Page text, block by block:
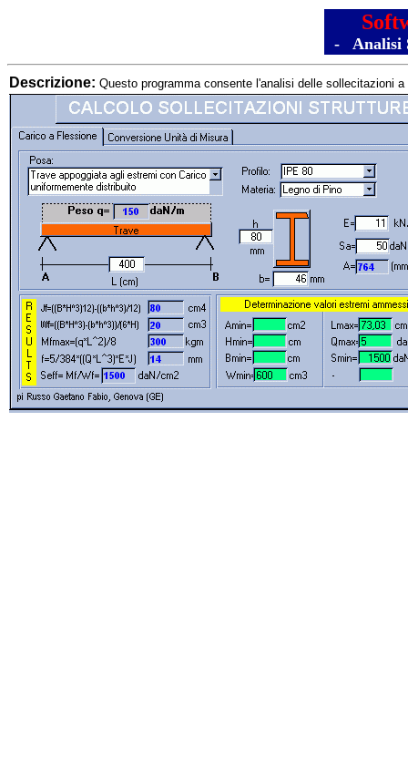
- Analisi
Descrizione: Questo programma consente l'analisi delle sollecitazioni